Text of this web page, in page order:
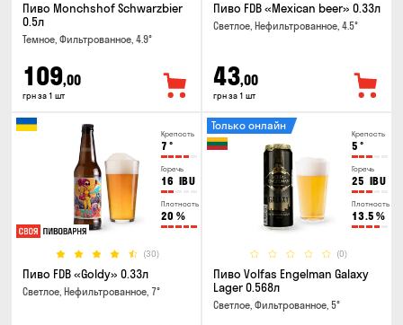
Пиво Monchshof Schwarzbier
0.5л
Темное, Фильтрованное, 4.9°
109,00
грн за 1 шт
Пиво FDB «Mexican beer» 0.33л
Светлое, Нефильтрованное, 4.5°
43,00
грн за 1 шт
Крепость
7 °
Горечь
16 IBU
Плотность
20 %
(30)
Пиво FDB «Goldy» 0.33л
Светлое, Нефильтрованное, 7°
Крепость
5 °
Горечь
25 IBU
Плотность
13.5 %
(0)
Только онлайн
Пиво Volfas Engelman Galaxy
Lager 0.568л
Светлое, Фильтрованное, 5°